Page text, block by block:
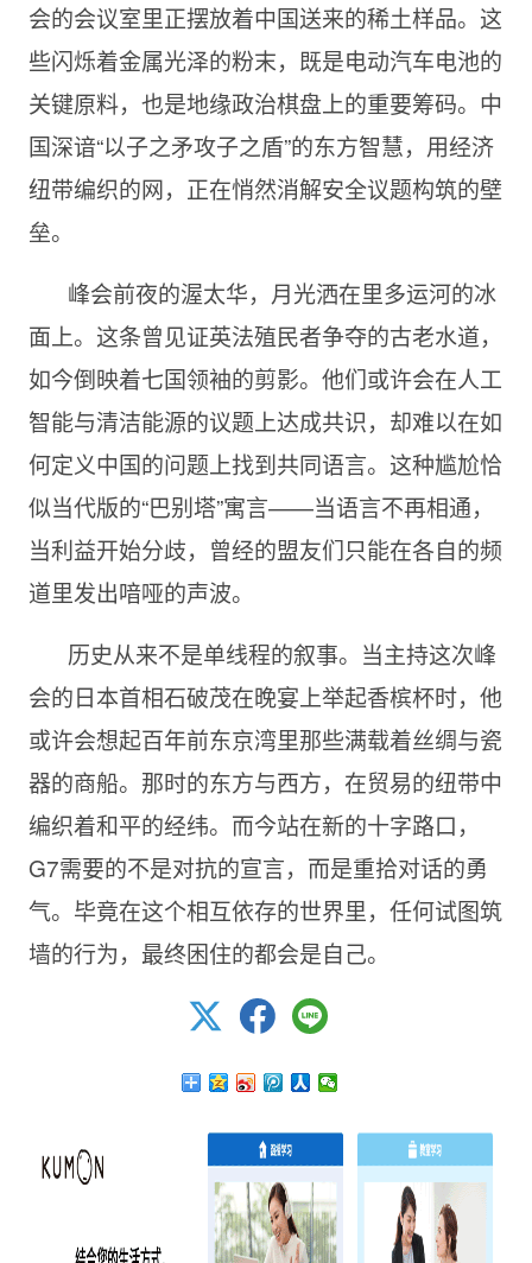
会的会议室里正摆放着中国送来的稀土样品。这
些闪烁着金属光泽的粉末，既是电动汽车电池的
关键原料，也是地缘政治棋盘上的重要筹码。中
国深谙“以子之矛攻子之盾”的东方智慧，用经济
纽带编织的网，正在悄然消解安全议题构筑的壁
垒。
峰会前夜的渥太华，月光洒在里多运河的冰
面上。这条曾见证英法殖民者争夺的古老水道，
如今倒映着七国领袖的剪影。他们或许会在人工
智能与清洁能源的议题上达成共识，却难以在如
何定义中国的问题上找到共同语言。这种尴尬恰
似当代版的“巴别塔”寓言——当语言不再相通，
当利益开始分歧，曾经的盟友们只能在各自的频
道里发出喑哑的声波。
历史从来不是单线程的叙事。当主持这次峰
会的日本首相石破茂在晚宴上举起香槟杯时，他
或许会想起百年前东京湾里那些满载着丝绸与瓷
器的商船。那时的东方与西方，在贸易的纽带中
编织着和平的经纬。而今站在新的十字路口，
G7需要的不是对抗的宣言，而是重拾对话的勇
气。毕竟在这个相互依存的世界里，任何试图筑
墙的行为，最终困住的都会是自己。